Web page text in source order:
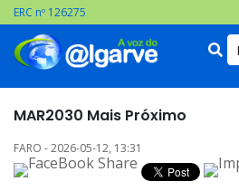
ERC nº 126275
MAR2030 Mais Próximo
FARO - 2026-05-12, 13:31